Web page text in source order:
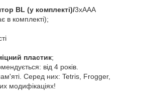
BL (у комплекті)/3хААА
в комплекті);
пластик;
від 4 років.
Серед них: Tetris, Frogger,
модифікаціях!